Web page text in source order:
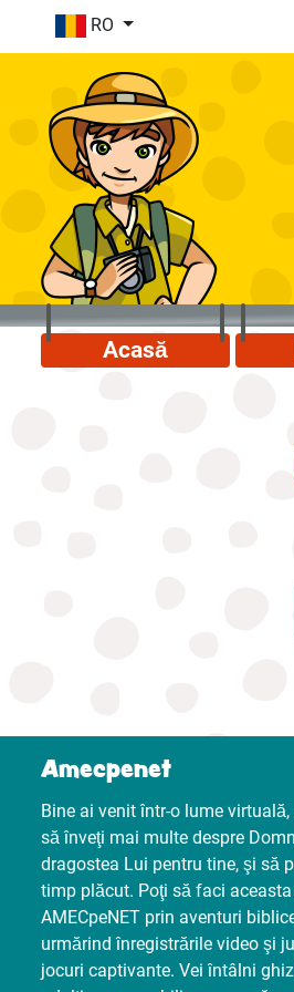
RO
Acasă
Amecpenet
Bine ai venit într-o lume virtuală,
să înveţi mai multe despre
dragostea Lui pentru tine, şi să
timp plăcut. Poţi să faci
AMECpeNET prin aventuri
urmărind înregistrările video şi
jocuri captivante. Vei întâlni